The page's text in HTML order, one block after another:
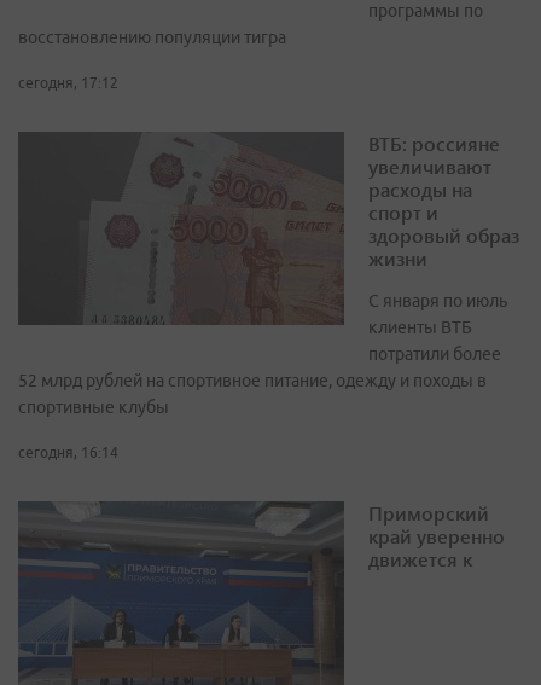
программы по
восстановлению популяции тигра
сегодня, 17:12
ВТБ: россияне
увеличивают
расходы на
спорт и
здоровый образ
жизни
С января по июль
клиенты ВТБ
потратили более
52 млрд рублей на спортивное питание, одежду и походы в
спортивные клубы
сегодня, 16:14
Приморский
край уверенно
движется к